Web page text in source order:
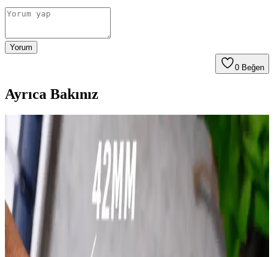
Yorum
0 Beğen
Ayrıca Bakınız
Cimricik Apple Watch Silikon Kordon 41mm
Kırmızı Renkli ve Dayanıklı Tasarım
Cimricik'in 41mm Apple Watch uyumlu kırmızı silikon kordonu,
yüksek kaliteli malzeme ve şık tasarımıyla günlük kullanım için
ideal, hafif ve dayanıklı, kullanıcı memnuniyetini sağlayan bir
aksesuar.
iPhone ile uyumlu en iyi akıllı saatler ve özellikleri
2024